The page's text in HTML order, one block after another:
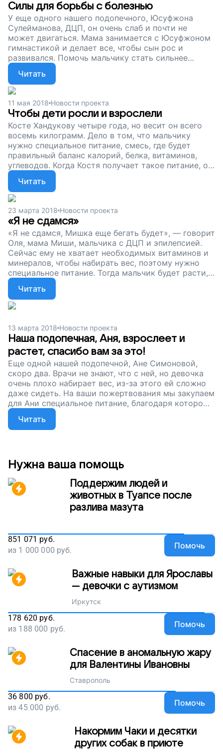
Силы для борьбы с болезнью
У еще одного нашего подопечного, Юсуфжона
Сулейманова, ДЦП, он очень слаб и почти не
может двигаться. Мама занимается с Юсуфжоном
гимнастикой и делает все, чтобы сын рос и
развивался. Помочь мальчику стать сильнее
может специальное питание — обычная пища ему
не подходит. Помогите Юсуфжону постепенно
двигаться вперед и делать свои небольшие, но
очень важные открытия, поддержите наш проект!
Читать
11 мая 2018 Новости проекта
Чтобы дети росли и взрослели
Косте Хандукову четыре года, но весит он всего
восемь килограмм. Дело в том, что мальчику
нужно специальное питание, смесь, где будет
правильный баланс калорий, белка, витаминов,
углеводов. Когда Костя получает такое питание, он
набирает вес по килограмму в месяц. Но стоят
такие смеси очень дорого,и его семья не может
себе их позволить. Помогите Косте расти и
становиться сильнее, поддержите наш проект!
Читать
23 марта 2018 Новости проекта
«Я не сдамся»
«Я не сдамся, Мишка еще бегать будет», — говорит
Оля, мама Миши, мальчика с ДЦП и эпилепсией.
Сейчас ему не хватает необходимых витаминов и
минералов, чтобы набирать вес, поэтому нужно
специальное питание. Тогда мальчик будет расти,
становиться сильнее и возвращать себе все то,
что отняла болезнь. Помогите Мише и его маме
жить, мечтать и идти к цели, поддержите наш
проект!
Читать
13 марта 2018 Новости проекта
Наша подопечная, Аня, взрослеет и
растет, спасибо вам за это!
Еще одной нашей подопечной, Ане Симоновой,
скоро два. Врачи не знают, что с ней, но девочка
очень плохо набирает вес, из-за этого ей сложно
даже сидеть. На ваши пожертвования мы закупаем
для Ани специальное питание, благодаря которому
она может играть, гладить своего кота Куки и
смеяться. Сейчас мы продолжаем собирать
деньги, чтобы обеспечить других наших
ладоши, поддержите наш проект.
Читать
Нужна ваша помощь
Поддержим людей и
животных в Туапсе после
разлива мазута
851 071 руб.
из 1 000 000 руб. Помочь
Важные навыки для Ярославы
— девочки с аутизмом
Иркутск
178 620 руб.
из 188 000 руб. Помочь
Спасение в аномальную жару
для Валентины Ивановны
Ставрополь
36 800 руб.
из45 000 руб. Помочь
Накормим Чаки и десятки
других собак в приюте